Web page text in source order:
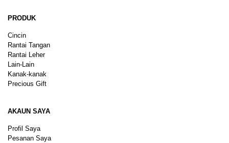
PRODUK
Cincin
Rantai Tangan
Rantai Leher
Lain-Lain
Kanak-kanak
Precious Gift
AKAUN SAYA
Profil Saya
Pesanan Saya